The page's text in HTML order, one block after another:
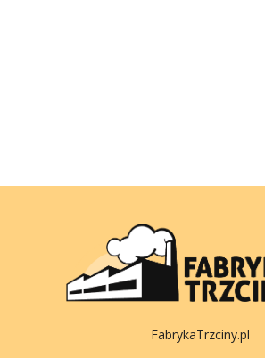
FabrykaTrzciny.pl